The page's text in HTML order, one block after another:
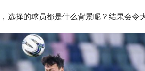
选择的球员都是什么背景呢？结果会令